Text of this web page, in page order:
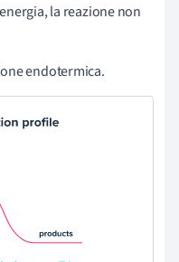
la reazione non
endotermica.